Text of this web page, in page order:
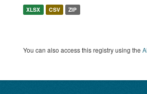
XLSX CSV ZIP
You can also access this registry using the